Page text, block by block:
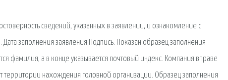
сведений, указанных в заявлении, и ознакомление с
заполнения заявления Подпись. Показан образец заполнения
фамилия, а в конце указывается почтовый индекс. Компания вправе
территории нахождения головной организации. Образец заполнения